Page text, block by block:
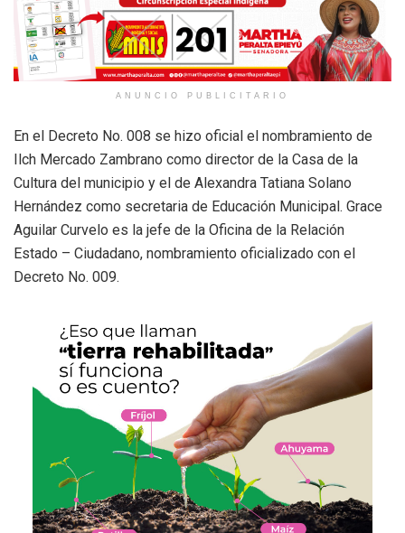
ANUNCIO PUBLICITARIO
En el Decreto No. 008 se hizo oficial el nombramiento de
Ilch Mercado Zambrano como director de la Casa de la
Cultura del municipio y el de Alexandra Tatiana Solano
Hernández como secretaria de Educación Municipal. Grace
Aguilar Curvelo es la jefe de la Oficina de la Relación
Estado – Ciudadano, nombramiento oficializado con el
Decreto No. 009.